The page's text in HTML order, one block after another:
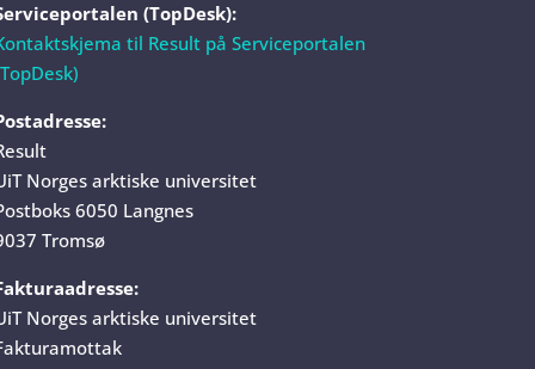
(TopDesk):
til Result på Serviceportalen
Norges arktiske universitet
6050 Langnes
Tromsø
Norges arktiske universitet